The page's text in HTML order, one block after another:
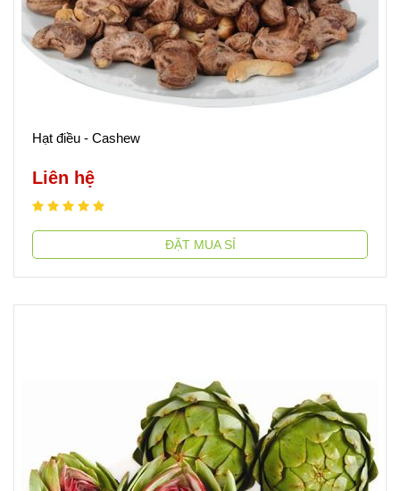
Hạt điều - Cashew
Liên hệ
ĐẶT MUA SỈ